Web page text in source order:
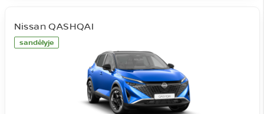
sandėlyje
Nissan QASHQAI